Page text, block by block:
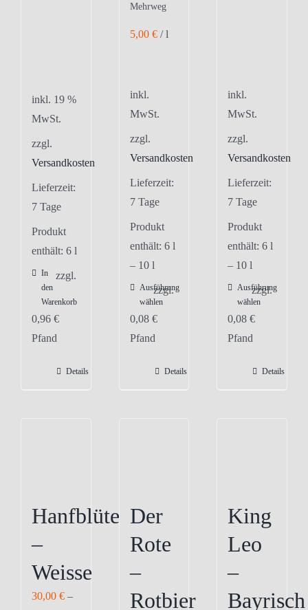
inkl. 19 %
MwSt.
zzgl.
Versandkosten
Lieferzeit:
7 Tage
Produkt
enthält: 6 l
In
den
Warenkorb
zzgl.
0,96 €
Pfand
Details
Mehrweg
5,00 €/l
inkl.
MwSt.
zzgl.
Versandkosten
Lieferzeit:
7 Tage
Produkt
enthält: 6 l
– 10 l
Ausführung
wählen
Dieses
Produkt
Varianten
gewählt
werden
zzgl.
0,08 €
Pfand
Details
inkl.
MwSt.
zzgl.
Versandkosten
Lieferzeit:
7 Tage
Produkt
enthält: 6l
– 10l
Ausführung
wählen
Dieses
Produkt
Varianten
gewählt
werden
zzgl.
0,08€
Pfand
Details
Hanfblüte
–
Weisse
30,00 € –
Der
Rote
–
Rotbier
King
Leo
–
Bayrisch